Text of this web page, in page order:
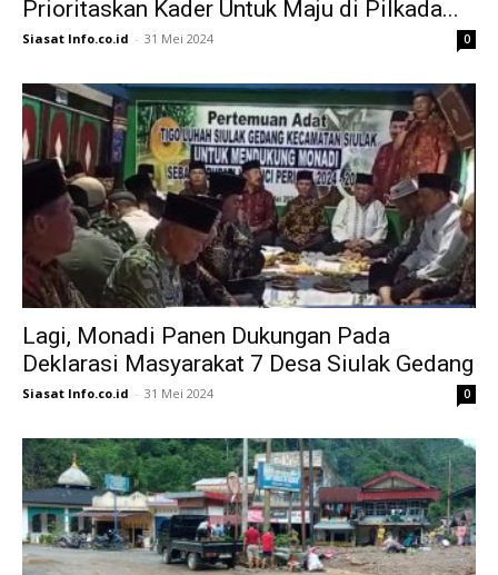
Prioritaskan Kader Untuk Maju di Pilkada...
Siasat Info.co.id - 31 Mei 2024 0
Lagi, Monadi Panen Dukungan Pada
Deklarasi Masyarakat 7 Desa Siulak Gedang
Siasat Info.co.id - 31 Mei 2024 0